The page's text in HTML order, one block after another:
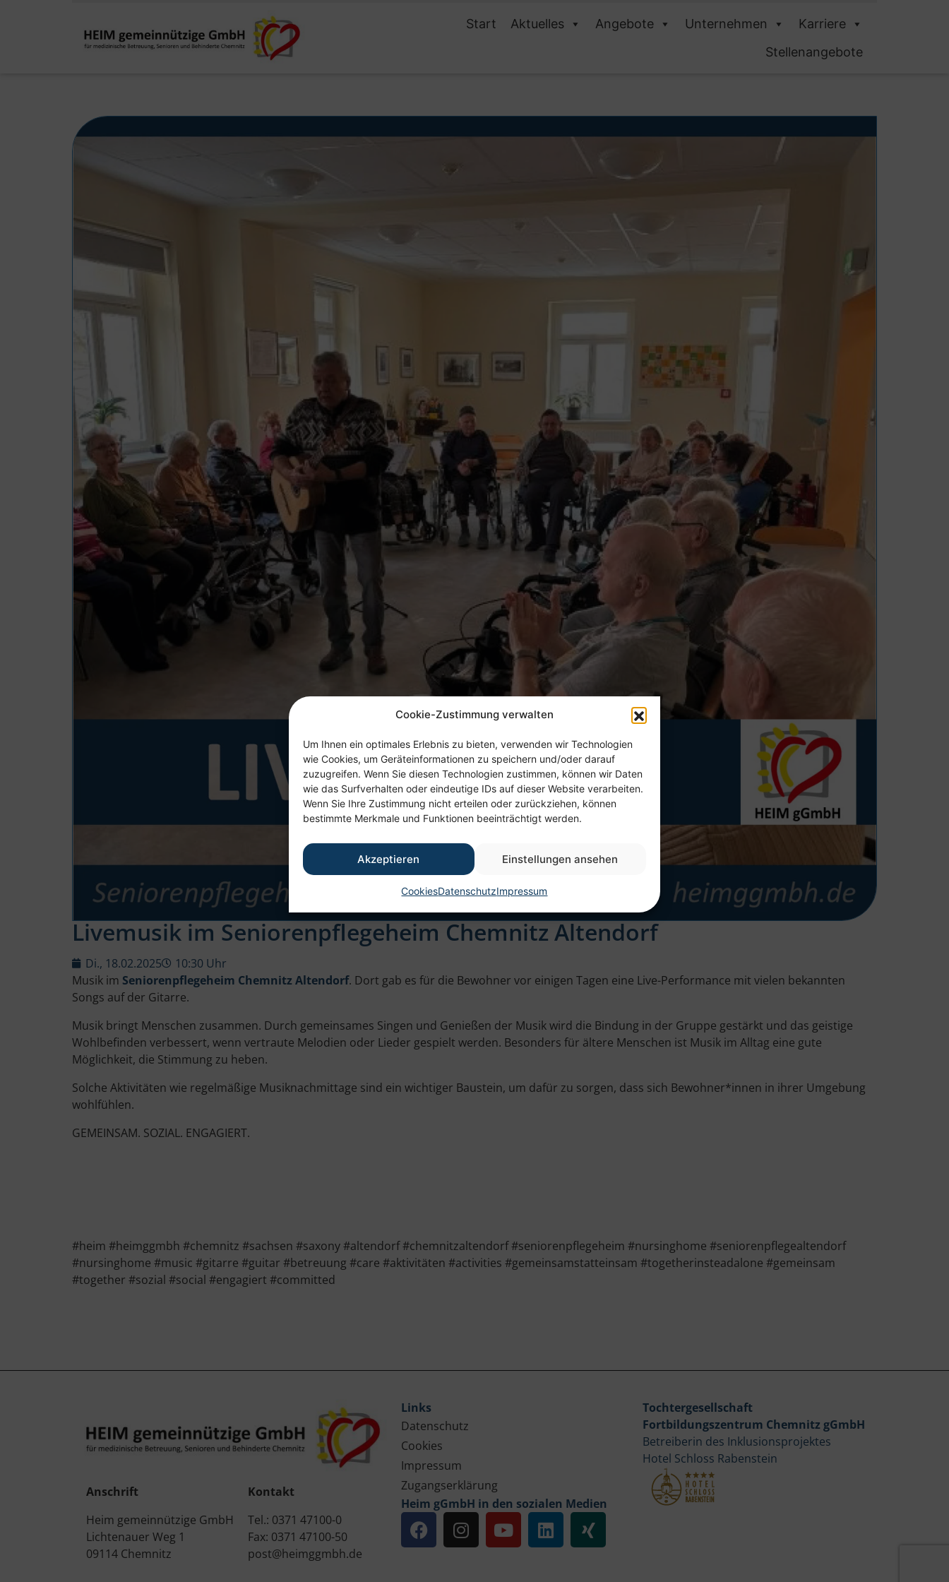
Cookie-Zustimmung verwalten
Um Ihnen ein optimales Erlebnis zu bieten, verwenden wir Technologien
wie Cookies, um Geräteinformationen zu speichern und/oder darauf
zuzugreifen. Wenn Sie diesen Technologien zustimmen, können wir Daten
wie das Surfverhalten oder eindeutige IDs auf dieser Website verarbeiten.
Wenn Sie Ihre Zustimmung nicht erteilen oder zurückziehen, können
bestimmte Merkmale und Funktionen beeinträchtigt werden.
Akzeptieren Einstellungen ansehen
CookiesDatenschutzImpressum
Start Aktuelles Angebote Unternehmen
Karriere
Stellenangebote
Livemusik im Seniorenpflegeheim Chemnitz Altendorf
Di., 18.02.2025
10:30 Uhr
Musik im Seniorenpflegeheim Chemnitz Altendorf. Dort gab es für die Bewohner vor einigen Tagen eine Live-Performance mit vielen bekannten
Songs auf der Gitarre.
Musik bringt Menschen zusammen. Durch gemeinsames Singen und Genießen der Musik wird die Bindung in der Gruppe gestärkt und das geistige
Wohlbefinden verbessert, wenn vertraute Melodien oder Lieder gespielt werden. Besonders für ältere Menschen ist Musik im Alltag eine gute
Möglichkeit, die Stimmung zu heben.
Solche Aktivitäten wie regelmäßige Musiknachmittage sind ein wichtiger Baustein, um dafür zu sorgen, dass sich Bewohner*innen in ihrer Umgebung
wohlfühlen.
GEMEINSAM. SOZIAL. ENGAGIERT.
#heim #heimggmbh #chemnitz #sachsen #saxony #altendorf #chemnitzaltendorf #seniorenpflegeheim #nursinghome #seniorenpflegealtendorf
#nursinghome #music #gitarre #guitar #betreuung #care #aktivitäten #activities #gemeinsamstatteinsam #togetherinsteadalone #gemeinsam
#together #sozial #social #engagiert #committed
Anschrift
Heim gemeinnützige GmbH
Lichtenauer Weg 1
09114 Chemnitz
Kontakt
Tel.: 0371 47100-0
Fax: 0371 47100-50
post@heimggmbh.de
Links
Datenschutz
Cookies
Impressum
Zugangserklärung
Heim gGmbH in den sozialen Medien
Tochtergesellschaft
Fortbildungszentrum Chemnitz gGmbH
Betreiberin des Inklusionsprojektes
Hotel Schloss Rabenstein